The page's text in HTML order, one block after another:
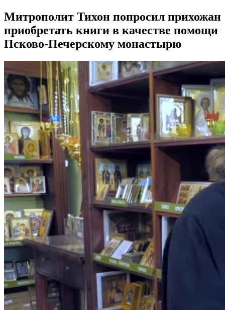
Митрополит Тихон попросил прихожан
приобретать книги в качестве помощи
Псково-Печерскому монастырю